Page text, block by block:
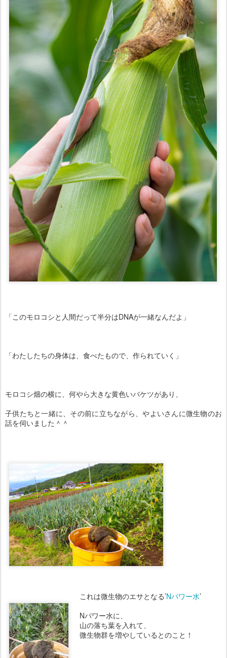
「このモロコシと人間だって半分はDNAが一緒なんだよ」
「わたしたちの身体は、食べたもので、作られていく」
モロコシ畑の横に、何やら大きな黄色いバケツがあり、
子供たちと一緒に、 その前に立ちながら、やよいさんに微生物のお
話を伺いました＾＾
これは微生物のエサとなる’Nパワー水’
Nパワー水に、
山の落ち葉を入れて、
微生物群を増やしているとのこと！